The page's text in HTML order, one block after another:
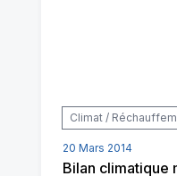
Climat /
20 Mars 2014
Bilan climatique